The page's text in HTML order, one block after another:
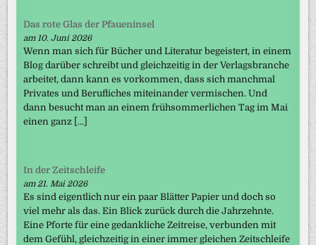
Das rote Glas der Pfaueninsel
am 10. Juni 2026
Wenn man sich für Bücher und Literatur begeistert, in einem
Blog darüber schreibt und gleichzeitig in der Verlagsbranche
arbeitet, dann kann es vorkommen, dass sich manchmal
Privates und Berufliches miteinander vermischen. Und
dann besucht man an einem frühsommerlichen Tag im Mai
einen ganz […]
In der Zeitschleife
am 21. Mai 2026
Es sind eigentlich nur ein paar Blätter Papier und doch so
viel mehr als das. Ein Blick zurück durch die Jahrzehnte.
Eine Pforte für eine gedankliche Zeitreise, verbunden mit
dem Gefühl, gleichzeitig in einer immer gleichen Zeitschleife